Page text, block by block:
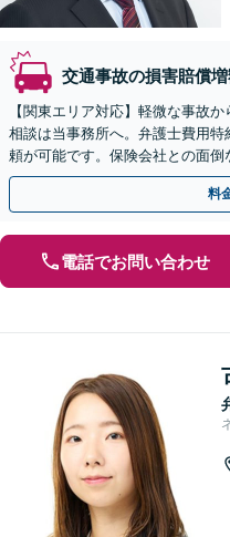
交通事故の損害賠償
【関東エリア対応】軽微な事故
相談は当事務所へ。弁護士費用
頼が可能です。保険会社との面
目指します。【日本語・中国語対
料
電話でお問い合わせ